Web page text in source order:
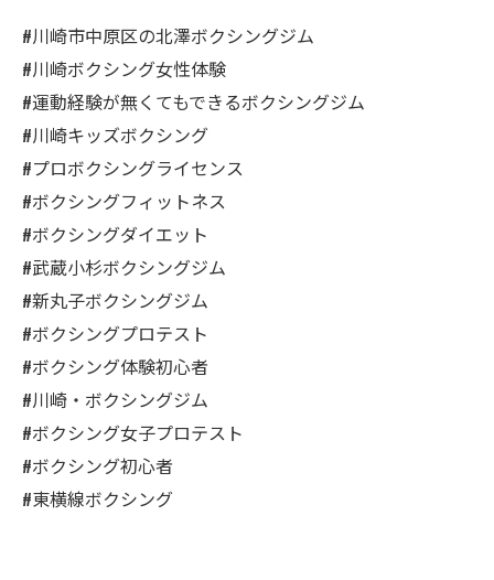
#川崎市中原区の北澤ボクシングジム
#川崎ボクシング女性体験
#運動経験が無くてもできるボクシングジム
#川崎キッズボクシング
#プロボクシングライセンス
#ボクシングフィットネス
#ボクシングダイエット
#武蔵小杉ボクシングジム
#新丸子ボクシングジム
#ボクシングプロテスト
#ボクシング体験初心者
#川崎・ボクシングジム
#ボクシング女子プロテスト
#ボクシング初心者
#東横線ボクシング